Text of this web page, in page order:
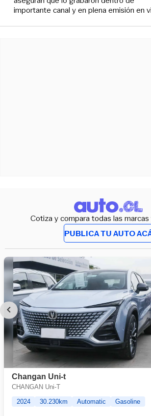
importante canal y en plena emisión en
Cotiza y compara todas las
PUBLICA TU AUTO